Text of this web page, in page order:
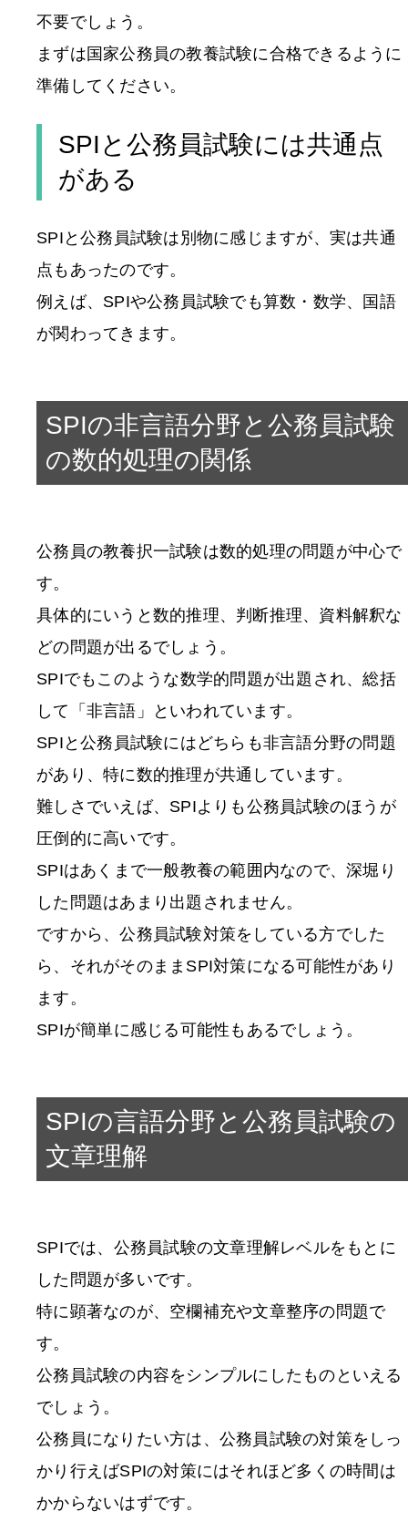
不要でしょう。
まずは国家公務員の教養試験に合格できるように
準備してください。
SPIと公務員試験には共通点
がある
SPIと公務員試験は別物に感じますが、実は共通
点もあったのです。
例えば、SPIや公務員試験でも算数・数学、国語
が関わってきます。
SPIの非言語分野と公務員試験
の数的処理の関係
公務員の教養択一試験は数的処理の問題が中心で
す。
具体的にいうと数的推理、判断推理、資料解釈な
どの問題が出るでしょう。
SPIでもこのような数学的問題が出題され、総括
して「非言語」といわれています。
SPIと公務員試験にはどちらも非言語分野の問題
があり、特に数的推理が共通しています。
難しさでいえば、SPIよりも公務員試験のほうが
圧倒的に高いです。
SPIはあくまで一般教養の範囲内なので、深堀り
した問題はあまり出題されません。
ですから、公務員試験対策をしている方でした
ら、それがそのままSPI対策になる可能性があり
ます。
SPIが簡単に感じる可能性もあるでしょう。
SPIの言語分野と公務員試験の
文章理解
SPIでは、公務員試験の文章理解レベルをもとに
した問題が多いです。
特に顕著なのが、空欄補充や文章整序の問題で
す。
公務員試験の内容をシンプルにしたものといえる
でしょう。
公務員になりたい方は、公務員試験の対策をしっ
かり行えばSPIの対策にはそれほど多くの時間は
かからないはずです。